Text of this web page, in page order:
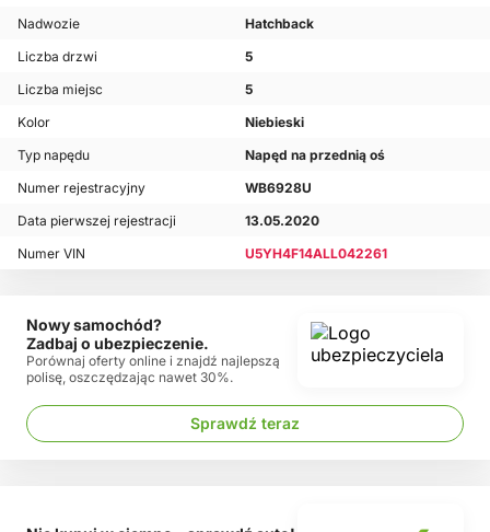
Nadwozie
Hatchback
Liczba drzwi
5
Liczba miejsc
5
Kolor
Niebieski
Typ napędu
Napęd na przednią oś
Numer rejestracyjny
WB6928U
Data pierwszej rejestracji
13.05.2020
Numer VIN
U5YH4F14ALL042261
Nowy samochód?
Zadbaj o ubezpieczenie.
Porównaj oferty online i znajdź najlepszą
polisę, oszczędzając nawet 30%.
Sprawdź teraz